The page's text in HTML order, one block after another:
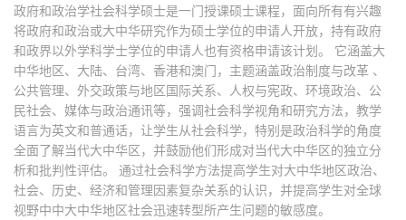
政府和政治学社会科学硕士是一门授课硕士课程，面向所有有兴趣
将政府和政治或大中华研究作为硕士学位的申请人开放，持有政府
和政界以外学科学士学位的申请人也有资格申请该计划。 它涵盖大
中华地区、大陆、台湾、香港和澳门，主题涵盖政治制度与改革 、
公共管理、外交政策与地区国际关系、人权与宪政、环境政治、公
民社会、媒体与政治通讯等，强调社会科学视角和研究方法，教学
语言为英文和普通话，让学生从社会科学，特别是政治科学的角度
全面了解当代大中华区，并鼓励他们形成对当代大中华区的独立分
析和批判性评估。 通过社会科学方法提高学生对大中华地区政治、
社会、历史、经济和管理因素复杂关系的认识，并提高学生对全球
视野中中大中华地区社会迅速转型所产生问题的敏感度。